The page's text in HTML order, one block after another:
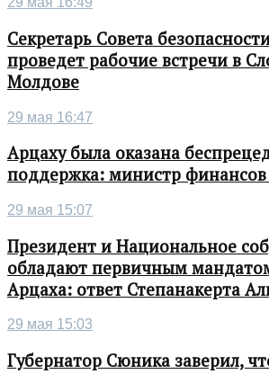
Секретарь Совета
проведет рабочие встречи в
Молдове
29 мая 16:47
Арцаху была оказана
поддержка: министр
29 мая 15:07
Президент и Национальное
обладают первичным
Арцаха: ответ Степанакерта
29 мая 15:03
Губернатор Сюника заверил,